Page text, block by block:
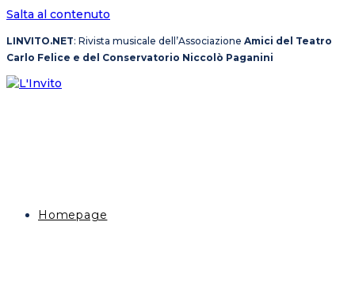
Salta al contenuto
LINVITO.NET: Rivista musicale dell’Associazione Amici del Teatro
Carlo Felice e del Conservatorio Niccolò Paganini
Homepage